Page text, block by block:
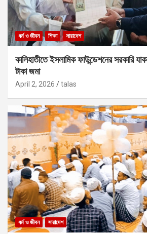
ধর্ম ও জীবন শিক্ষা সারাদেশ
কালিহাতীতে ইসলামিক ফাউন্ডেশনের সরকারি
টাকা জমা
April 2, 2026 talas
ধর্ম ও জীবন সারাদেশ